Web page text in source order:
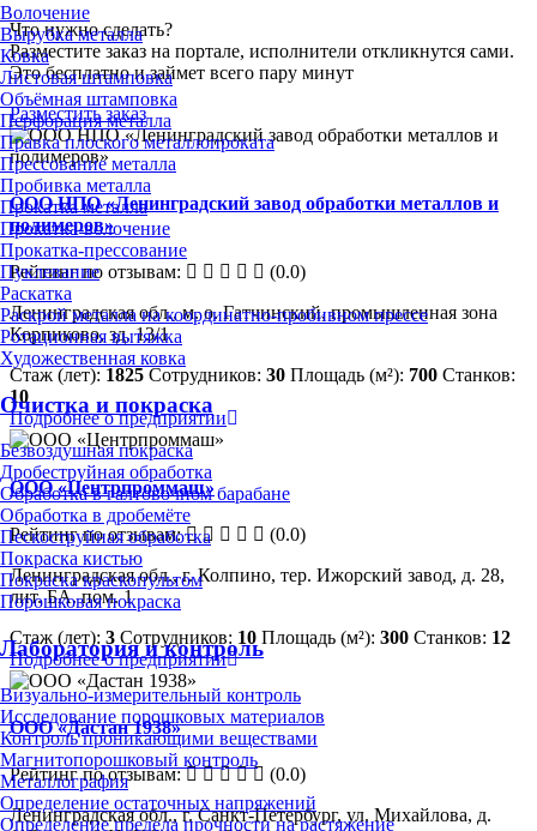
Волочение
Вырубка металла
Ковка
Листовая штамповка
Объёмная штамповка
Перфорация металла
Правка плоского металлопроката
Прессование металла
Пробивка металла
Прокатка металла
Прокатка-волочение
Прокатка-прессование
Пуклевание
Раскатка
Раскрой металла на координатно-пробивном прессе
Ротационная вытяжка
Художественная ковка
Очистка и покраска
Безвоздушная покраска
Дробеструйная обработка
Обработка в галтовочном барабане
Обработка в дробемёте
Пескоструйная обработка
Покраска кистью
Покраска краскопультом
Порошковая покраска
Лаборатория и контроль
Визуально-измерительный контроль
Исследование порошковых материалов
Контроль проникающими веществами
Магнитопорошковый контроль
Металлография
Определение остаточных напряжений
Определение предела прочности на растяжение
Что нужно сделать?
Разместите заказ на портале, исполнители откликнутся сами.
Это бесплатно и займет всего пару минут
Разместить заказ
ООО НПО «Ленинградский завод обработки металлов и
полимеров»
Рейтинг по отзывам:
(0.0)
Ленинградская обл., м. о. Гатчинский, промышленная зона
Корпиково, зд. 13/1
Стаж (лет): 1825 Сотрудников: 30 Площадь (м²): 700 Станков:
10
Подробнее о предприятии
ООО «Центрпроммаш»
Рейтинг по отзывам:
(0.0)
Ленинградская обл., г. Колпино, тер. Ижорский завод, д. 28,
лит. БА. пом. 1
Стаж (лет): 3 Сотрудников: 10 Площадь (м²): 300 Станков: 12
Подробнее о предприятии
ООО «Дастан 1938»
Рейтинг по отзывам:
(0.0)
Ленинградская обл., г. Санкт-Петербург, ул. Михайлова, д.